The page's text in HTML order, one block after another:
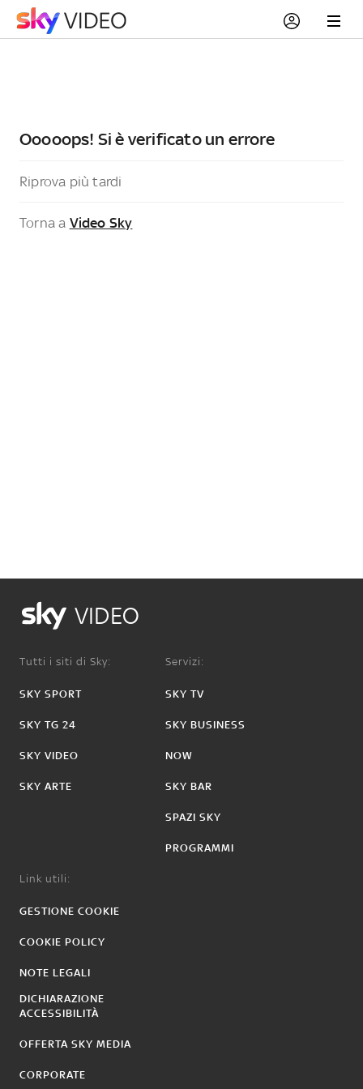
Ooooops! Si è verificato un errore
Riprova più tardi
Torna a Video Sky
VIDEO
Tutti i siti di Sky:
SKY SPORT
SKY TG 24
SKY VIDEO
SKY ARTE
Servizi:
SKY TV
SKY BUSINESS
NOW
SKY BAR
SPAZI SKY
PROGRAMMI
Link utili:
GESTIONE COOKIE
COOKIE POLICY
NOTE LEGALI
DICHIARAZIONE
ACCESSIBILITÀ
OFFERTA SKY MEDIA
CORPORATE